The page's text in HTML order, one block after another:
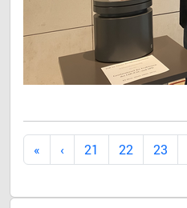
21 22 23